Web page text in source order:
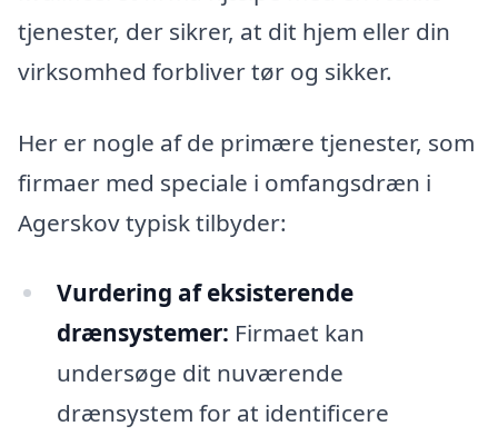
tjenester, der sikrer, at dit hjem eller din
virksomhed forbliver tør og sikker.
Her er nogle af de primære tjenester, som
firmaer med speciale i omfangsdræn i
Agerskov typisk tilbyder:
Vurdering af eksisterende
drænsystemer: Firmaet kan
undersøge dit nuværende
drænsystem for at identificere